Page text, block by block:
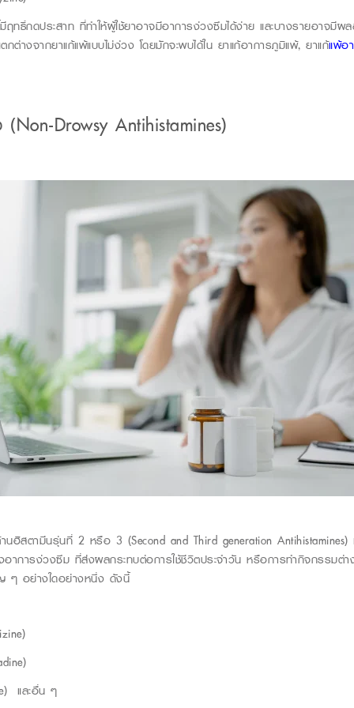
ธิ์กดประสาท ที่ทำให้ผู้ใช้ยาอาจมีอาการง่วงซึมได้ง่าย และบางรายอาจมีผ
ต่างจากยาแก้แพ้แบบไม่ง่วง โดยมักจะพบได้ใน ยาแก้อาการภูมิแพ้, ยาแก้แพ้อ
(Non-Drowsy Antihistamines)
นฮิสตามีนรุ่นที่ 2 หรือ 3 (Second and Third generation Antihistamines)
อาการง่วงซึม ที่ส่งผลกระทบต่อการใช้ชีวิตประจำวัน หรือการทำกิจกรรม
ๆ อย่างใดอย่างหนึ่ง ดังนี้
)
)
) และอื่น ๆ